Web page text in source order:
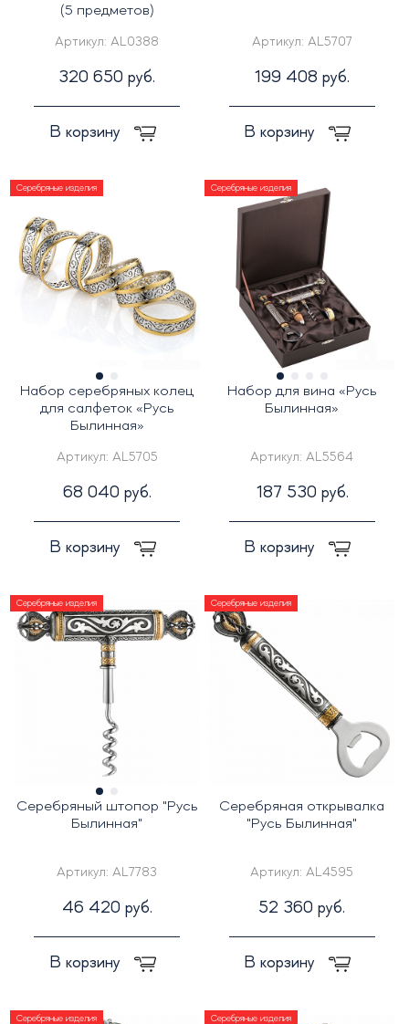
(5 предметов)
Артикул:AL0388
320 650 руб.
В корзину
Артикул: AL5707
199 408 руб.
В корзину
Набор серебряных колец
для салфеток «Русь
Былинная»
Серебряные изделия
Артикул: AL5705
68 040 руб.
В корзину
Набор для вина «Русь
Былинная»
Серебряные изделия
Артикул:AL5564
187 530 руб.
В корзину
Серебряный штопор "Русь
Былинная"
Серебряные изделия
Артикул:AL7783
46 420 руб.
В корзину
Серебряная открывалка
"Русь Былинная"
Серебряные изделия
Артикул:AL4595
52 360 руб.
В корзину
Серебряные изделия Серебряные изделия